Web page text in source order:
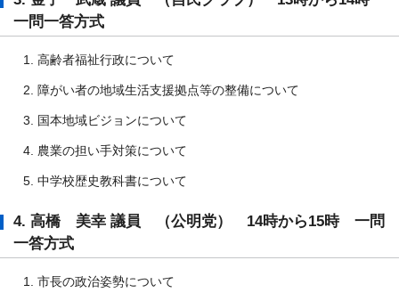
一問一答方式
高齢者福祉行政について
障がい者の地域生活支援拠点等の整備について
国本地域ビジョンについて
農業の担い手対策について
中学校歴史教科書について
4. 高橋 美幸 議員 （公明党） 14時から15時 一問
一答方式
市長の政治姿勢について